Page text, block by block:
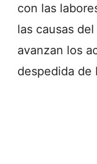
con las
las causas
avanzan los
despedida de